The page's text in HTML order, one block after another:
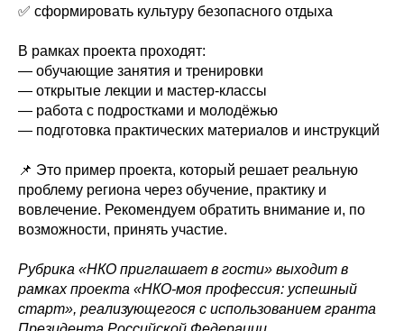
✅ сформировать культуру безопасного отдыха
В рамках проекта проходят:
— обучающие занятия и тренировки
— открытые лекции и мастер-классы
— работа с подростками и молодёжью
— подготовка практических материалов и инструкций
📌 Это пример проекта, который решает реальную
проблему региона через обучение, практику и
вовлечение. Рекомендуем обратить внимание и, по
возможности, принять участие.
Рубрика «НКО приглашает в гости» выходит в
рамках проекта «НКО-моя профессия: успешный
старт», реализующегося с использованием гранта